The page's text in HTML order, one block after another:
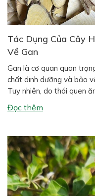
Tác Dụng Của Cây
Về Gan
Gan là cơ quan quan
chất dinh dưỡng và bảo
Tuy nhiên, do thói quen
và môi trường ô nhiễm,
như gan […]
Đọc thêm